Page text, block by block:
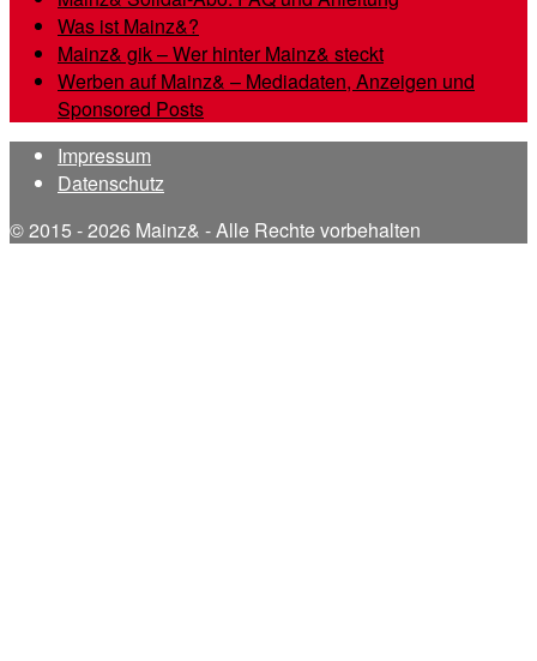
Was ist Mainz&?
Mainz& gik – Wer hinter Mainz& steckt
Werben auf Mainz& – Mediadaten, Anzeigen und
Sponsored Posts
Impressum
Datenschutz
© 2015 - 2026 Mainz& - Alle Rechte vorbehalten